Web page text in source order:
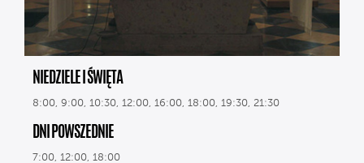
NIEDZIELE I ŚWIĘTA
8:00, 9:00, 10:30, 12:00, 16:00, 18:00, 19:30, 21:30
DNI POWSZEDNIE
7:00, 12:00, 18:00